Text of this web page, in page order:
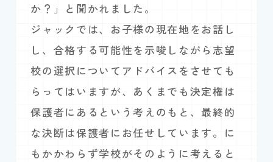
か？」と聞かれました。
ジャックでは、お子様の現在地をお話し
し、合格する可能性を示唆しながら志望
校の選択についてアドバイスをさせても
らってはいますが、あくまでも決定権は
保護者にあるという考えのもと、最終的
な決断は保護者にお任せしています。に
もかかわらず学校がそのように考えると